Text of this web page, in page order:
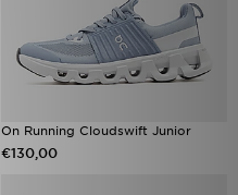
On Running Cloudswift Junior
€130,00